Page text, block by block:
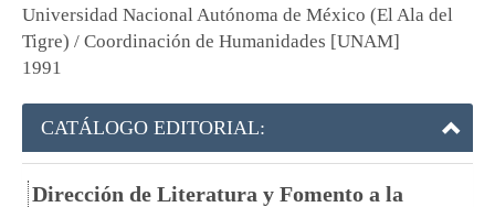
Universidad Nacional Autónoma de México (El Ala del
Tigre) / Coordinación de Humanidades [UNAM]
1991
CATÁLOGO EDITORIAL:
Dirección de Literatura y Fomento a la